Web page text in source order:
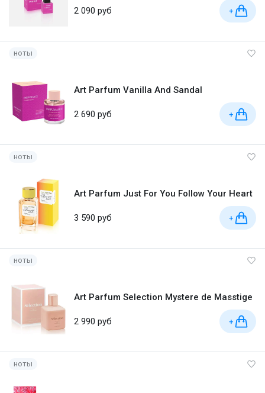
2 090 руб +
ноты
Art Parfum Vanilla And Sandal
2 690 руб +
ноты
Art Parfum Just For You Follow Your Heart
3 590 руб +
ноты
Art Parfum Selection Mystere de Masstige
2 990 руб +
ноты